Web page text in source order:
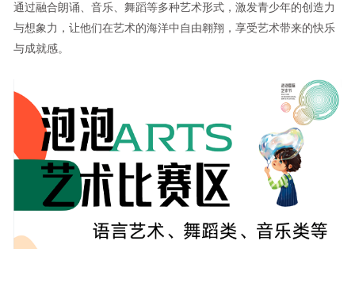
通过融合朗诵、音乐、舞蹈等多种艺术形式，激发青少年的创造力
与想象力，让他们在艺术的海洋中自由翱翔，享受艺术带来的快乐
与成就感。